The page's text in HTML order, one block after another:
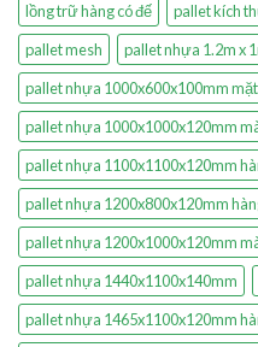
lồng trữ hàng có đế
pallet kích
pallet mesh
pallet nhựa 1.2m x
pallet nhựa 1000x600x100mm
pallet nhựa 1000x1000x120mm
pallet nhựa 1100x1100x120mm
pallet nhựa 1200x800x120mm
pallet nhựa 1200x1000x120mm
pallet nhựa 1440x1100x140mm
pallet nhựa 1465x1100x120mm